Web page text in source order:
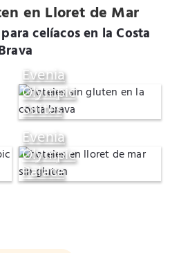
en Lloret de Mar
celíacos en la Costa
Evenia
Olympic
Suites
Evenia
Olympic
Palace